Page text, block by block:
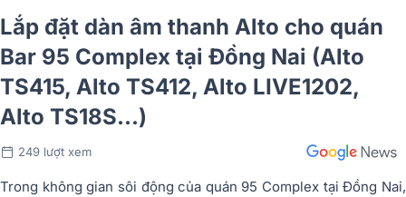
Lắp đặt dàn âm thanh Alto cho quán
Bar 95 Complex tại Đồng Nai (Alto
TS415, Alto TS412, Alto LIVE1202,
Alto TS18S...)
249 lượt xem
Trong không gian sôi động của quán 95 Complex tại Đồng Nai,